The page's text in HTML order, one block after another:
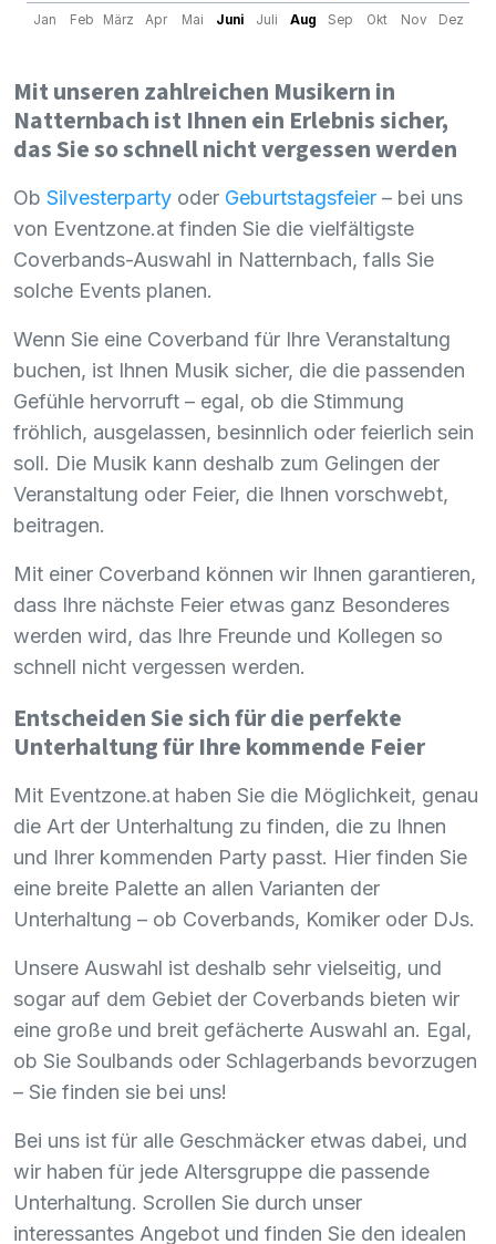
Jan Feb März Apr Mai Juni Juli Aug Sep Okt Nov Dez
Mit unseren zahlreichen Musikern in
Natternbach ist Ihnen ein Erlebnis sicher,
das Sie so schnell nicht vergessen werden
Ob Silvesterparty oder Geburtstagsfeier – bei uns
von Eventzone.at finden Sie die vielfältigste
Coverbands-Auswahl in Natternbach, falls Sie
solche Events planen.
Wenn Sie eine Coverband für Ihre Veranstaltung
buchen, ist Ihnen Musik sicher, die die passenden
Gefühle hervorruft – egal, ob die Stimmung
fröhlich, ausgelassen, besinnlich oder feierlich sein
soll. Die Musik kann deshalb zum Gelingen der
Veranstaltung oder Feier, die Ihnen vorschwebt,
beitragen.
Mit einer Coverband können wir Ihnen garantieren,
dass Ihre nächste Feier etwas ganz Besonderes
werden wird, das Ihre Freunde und Kollegen so
schnell nicht vergessen werden.
Entscheiden Sie sich für die perfekte
Unterhaltung für Ihre kommende Feier
Mit Eventzone.at haben Sie die Möglichkeit, genau
die Art der Unterhaltung zu finden, die zu Ihnen
und Ihrer kommenden Party passt. Hier finden Sie
eine breite Palette an allen Varianten der
Unterhaltung – ob Coverbands, Komiker oder DJs.
Unsere Auswahl ist deshalb sehr vielseitig, und
sogar auf dem Gebiet der Coverbands bieten wir
eine große und breit gefächerte Auswahl an. Egal,
ob Sie Soulbands oder Schlagerbands bevorzugen
– Sie finden sie bei uns!
Bei uns ist für alle Geschmäcker etwas dabei, und
wir haben für jede Altersgruppe die passende
Unterhaltung. Scrollen Sie durch unser
interessantes Angebot und finden Sie den idealen